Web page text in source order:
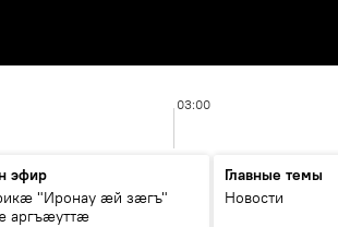
03:00
эфир
"Иронау ӕй зӕгъ"
Главные темы
Новости